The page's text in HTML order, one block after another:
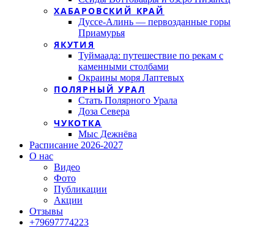
ХАБАРОВСКИЙ КРАЙ
Дуссе-Алинь — первозданные горы
Приамурья
ЯКУТИЯ
Туймаада: путешествие по рекам с
каменными столбами
Окраины моря Лаптевых
ПОЛЯРНЫЙ УРАЛ
Стать Полярного Урала
Доза Севера
ЧУКОТКА
Мыс Дежнёва
Расписание 2026-2027
О нас
Видео
Фото
Публикации
Акции
Отзывы
+79697774223